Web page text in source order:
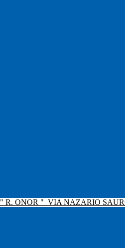
" R. ONOR " VIA NAZARIO